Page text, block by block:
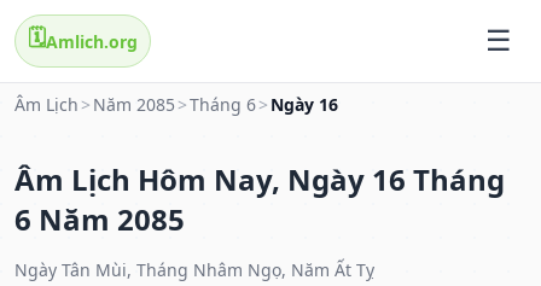
🗓️Amlich.org
Âm Lịch > Năm 2085 >Tháng 6> Ngày 16
Âm Lịch Hôm Nay, Ngày 16 Tháng
6 Năm 2085
Ngày Tân Mùi, Tháng Nhâm Ngọ, Năm Ất Tỵ